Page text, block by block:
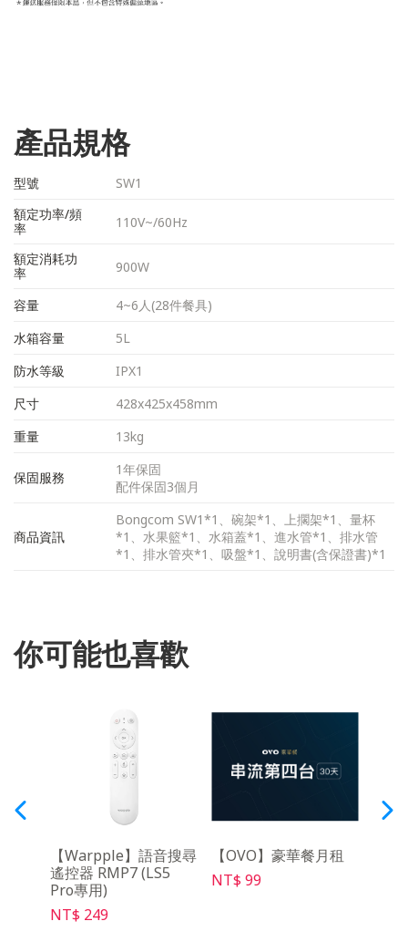
產品規格
型號
SW1
額定功率/頻
率
110V~/60Hz
額定消耗功
率
900W
容量
4~6人(28件餐具)
水箱容量
5L
防水等級
IPX1
尺寸
428x425x458mm
重量
13kg
保固服務
1年保固
配件保固3個月
商品資訊
Bongcom SW1*1、碗架*1、上擱架*1、量杯
*1、水果籃*1、水箱蓋*1、進水管*1、排水管
*1、排水管夾*1、吸盤*1、說明書(含保證書)*1
你可能也喜歡
【Warpple】語音搜尋
遙控器 RMP7 (LS5
Pro專用)
NT$ 249
【OVO】豪華餐月租
NT$ 99